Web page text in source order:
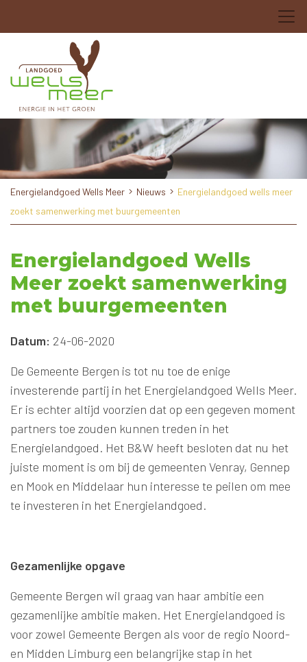
Energielandgoed Wells Meer Nieuws
Energielandgoed wells meer
zoekt samenwerking met buurgemeenten
Energielandgoed Wells
Meer zoekt samenwerking
met buurgemeenten
Datum: 24-06-2020
De Gemeente Bergen is tot nu toe de enige
investerende partij in het Energielandgoed Wells Meer.
Er is echter altijd voorzien dat op een gegeven moment
partners toe zouden kunnen treden in het
Energielandgoed. Het B&W heeft besloten dat nu het
juiste moment is om bij de gemeenten Venray, Gennep
en Mook en Middelaar hun interesse te peilen om mee
te investeren in het Energielandgoed.
Gezamenlijke opgave
Gemeente Bergen wil graag van haar ambitie een
gezamenlijke ambitie maken. Het Energielandgoed is
voor zowel Gemeente Bergen als voor de regio Noord-
en Midden Limburg een belangrijke stap in het